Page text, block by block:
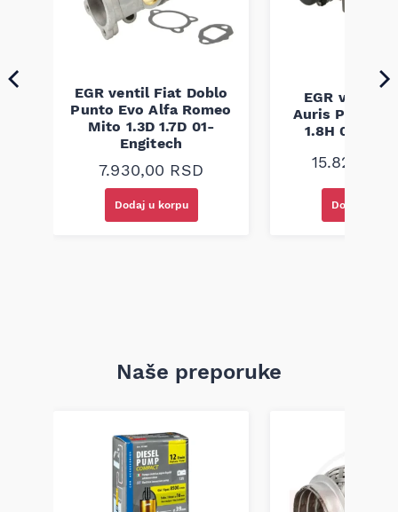
EGR ventil Fiat Doblo
Punto Evo Alfa Romeo
Mito 1.3D 1.7D 01-
Engitech
7.930,00 RSD
Dodaj u korpu
EGR ventil
Auris Prius
1.8H 08-
15.820,00
Dodaj u
Naše preporuke